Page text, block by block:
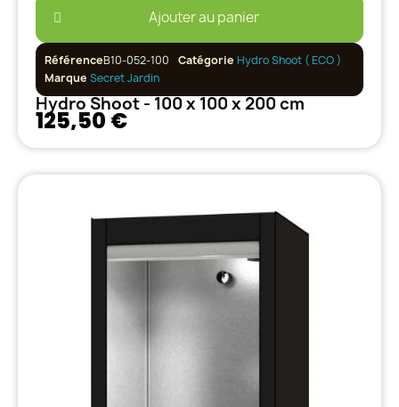
Ajouter au panier
RéférenceB10-052-100 Catégorie Hydro Shoot ( ECO )
Marque Secret Jardin
Hydro Shoot - 100 x 100 x 200 cm
125,50 €